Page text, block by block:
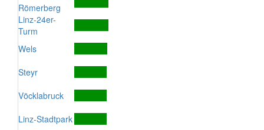
Römerberg
Linz-24er-
Turm
Wels
Steyr
Vöcklabruck
Linz-Stadtpark